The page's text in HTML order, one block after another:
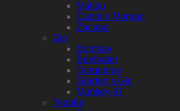
Malibu
Captain Morgan
Zacapa
Gin
Bombay
Beefeater
Tanqueray
Gordon’s Gin
Monkey 47
Tequila